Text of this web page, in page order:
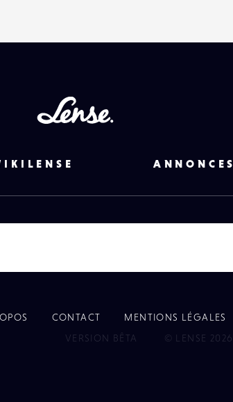
ANNONCES
CONTACT MENTIONS LÉGALES
VERSION BÊTA
© LENSE 2026